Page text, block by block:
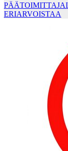
ERIARVOISTAA